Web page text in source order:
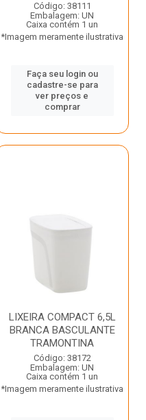
Código: 38111
Embalagem: UN
Caixa contém 1 un
*Imagem meramente ilustrativa
Faça seu login ou
cadastre-se para
ver preços e
comprar
LIXEIRA COMPACT 6,5L
BRANCA BASCULANTE
TRAMONTINA
Código: 38172
Embalagem: UN
Caixa contém 1 un
*Imagem meramente ilustrativa